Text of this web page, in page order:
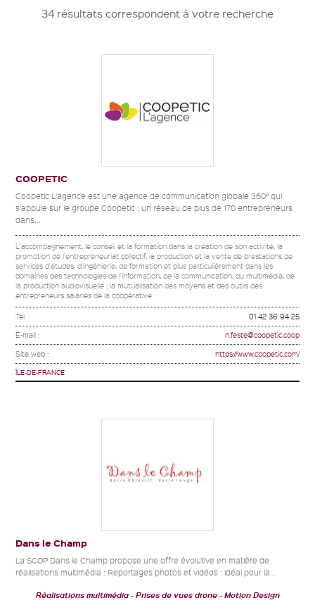
34 résultats correspondent à votre recherche
COOPETIC
Coopetic L’agence est une agence de communication globale 360° qui
s’appuie sur le groupe Coopetic : un réseau de plus de 170 entrepreneurs
dans...
L'accompagnement, le conseil et la formation dans la création de son activité, la
promotion de l'entrepreneuriat collectif, la production et la vente de prestations de
services d'études, d'ingénierie, de formation et plus particulièrement dans les
domaines des technologies de l'information, de la communication, du multimédia, de
la production audiovisuelle ; la mutualisation des moyens et des outils des
entrepreneurs salariés de la coopérative
Tel. : 01 42 36 94 25
E-mail : n.feste@coopetic.coop
Site web : https://www.coopetic.com/
ÎLE-DE-FRANCE
Dans le Champ
La SCOP Dans le Champ propose une offre évolutive en matière de
réalisations multimédia : Reportages photos et vidéos : idéal pour la...
Réalisations multimédia Prises de vues drone Motion Design